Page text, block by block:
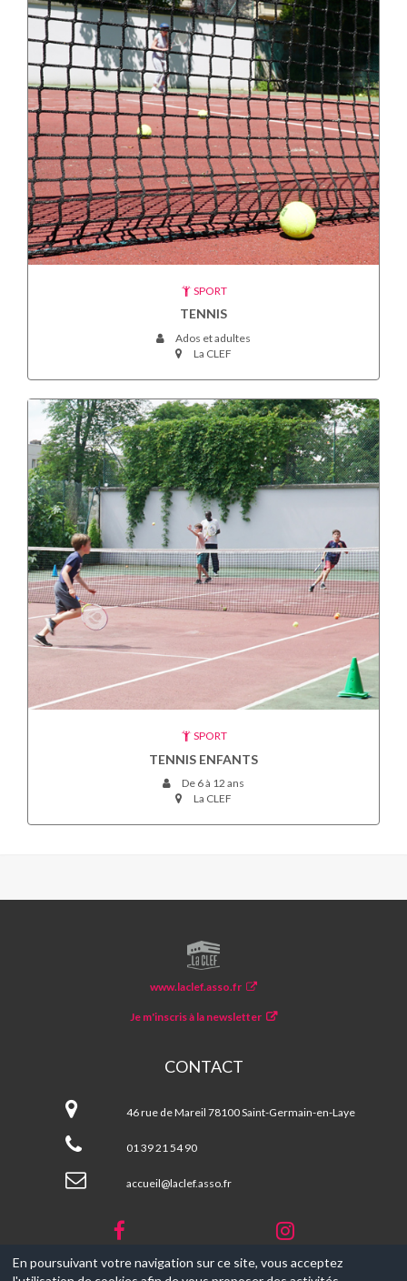
SPORT
TENNIS
Ados et adultes
La CLEF
SPORT
TENNIS ENFANTS
De 6 à 12 ans
La CLEF
LA
CLEF
www.laclef.asso.fr
Je m'inscris à la newsletter
CONTACT
CLEF
46 rue de Mareil 78100 Saint-Germain-en-Laye
01 39 21 54 90
accueil@laclef.asso.fr
En poursuivant votre navigation sur ce site, vous acceptez